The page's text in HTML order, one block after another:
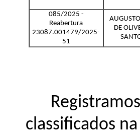
085/2025 -
Reabertura
23087.001479/2025-
51
DE
classificados